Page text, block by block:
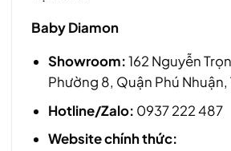
Baby Diamon
Showroom:162 Nguyễn
Phường 8, Quận Phú Nhuận,
Hotline/Zalo: 0937 222 487
Website chính thức: